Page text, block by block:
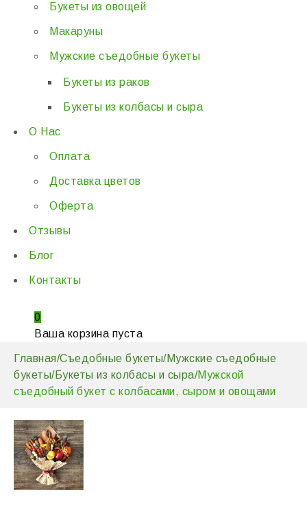
Букеты из овощей
Макаруны
Мужские съедобные букеты
Букеты из раков
Букеты из колбасы и сыра
О Нас
Оплата
Доставка цветов
Оферта
Отзывы
Блог
Контакты
0
Ваша корзина пуста
Главная/Съедобные букеты/Мужские съедобные
букеты/Букеты из колбасы и сыра/Мужской
съедобный букет с колбасами, сыром и овощами